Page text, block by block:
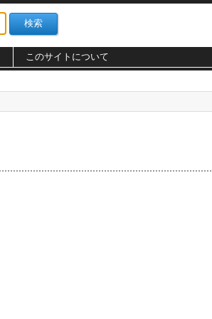
このサイトについて